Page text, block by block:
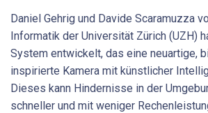
Daniel Gehrig und Davide Scaramuzza
Informatik der Universität Zürich (UZH)
System entwickelt, das eine neuartige,
inspirierte Kamera mit künstlicher
Dieses kann Hindernisse in der
schneller und mit weniger